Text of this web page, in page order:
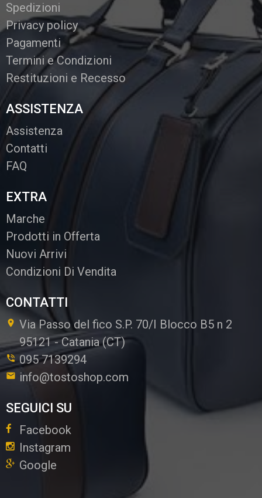
Spedizioni
Privacy policy
Pagamenti
Termini e Condizioni
Restituzioni e Recesso
ASSISTENZA
Assistenza
Contatti
FAQ
EXTRA
Marche
Prodotti in Offerta
Nuovi Arrivi
Condizioni Di Vendita
CONTATTI
Via Passo del fico S.P. 70/I Blocco B5 n 2
95121-Catania (CT)
095 7139294
info@tostoshop.com
SEGUICI SU
Facebook
Instagram
Google